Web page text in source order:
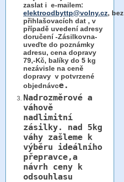
zaslat i e-mailem:
elektroodbyttp@volny.cz, bez
přihlašovacích dat , v
případě uvedení adresy
doručení -Zásilkovna-
uveďte do poznámky
adresu, cena dopravy
79,-Kč, balíky do 5 kg
nezávisle na ceně
dopravy v potvrzené
objednávce.
Nadrozměrové a
váhově
nadlimitní
zásilky. nad 5kg
váhy zašleme k
výběru ideálního
přepravce,a
návrh ceny k
odsouhlasu